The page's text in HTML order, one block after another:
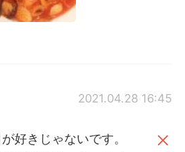
2021.04.28 16:45
好きじゃないです。